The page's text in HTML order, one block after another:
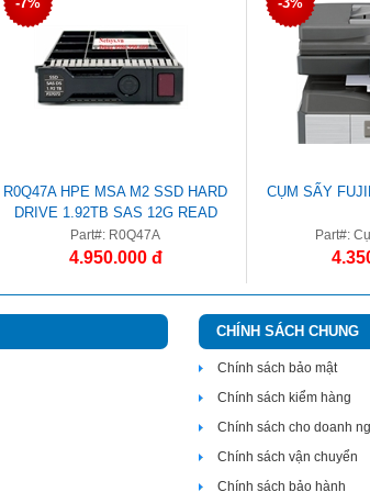
R0Q47A HPE MSA M2 SSD HARD
DRIVE 1.92TB SAS 12G READ
INTENSIVE SFF 2.5IN
Part#: R0Q47A
4.950.000 đ
CỤM SẤY
Part#:
CHÍNH SÁCH CHUNG
Chính sách bảo mật
Chính sách kiểm hàng
Chính sách cho doanh
Chính sách vận chuyển
Chính sách bảo hành